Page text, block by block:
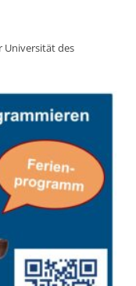
Universität des